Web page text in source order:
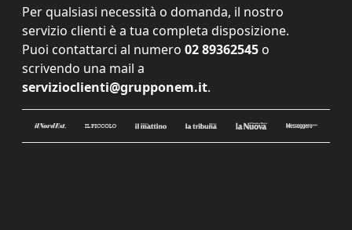
Per qualsiasi necessità o domanda, il nostro
servizio clienti è a tua completa disposizione.
Puoi contattarci al numero 02 89362545 o
scrivendo una mail a
servizioclienti@grupponem.it.